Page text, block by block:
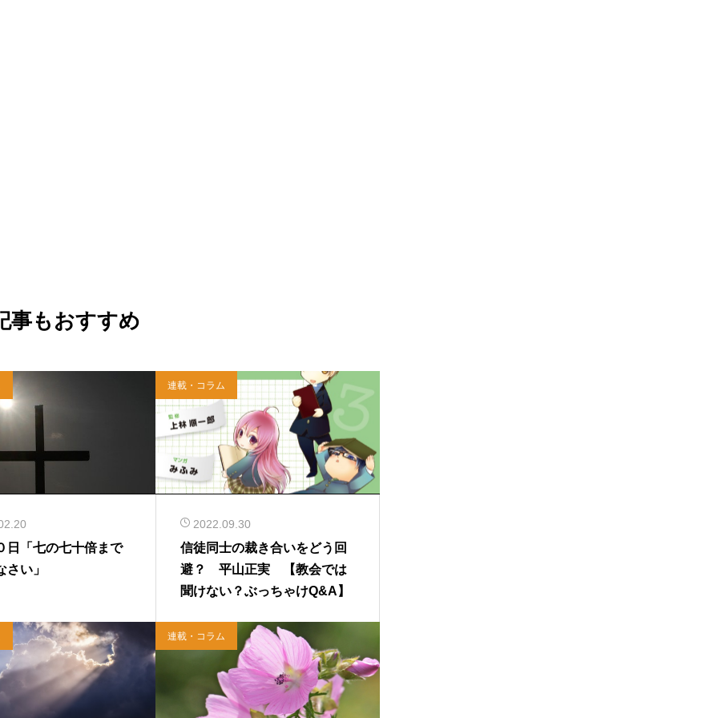
事もおすすめ
日「七の七十倍まで
さい」
連載・コラム
2022.09.30
信徒同士の裁き合いをどう回
避？ 平山正実 【教会では
聞けない？ぶっちゃけQ&A】
連載・コラム